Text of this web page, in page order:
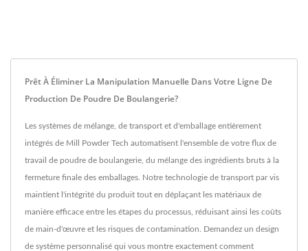
Prêt À Éliminer La Manipulation Manuelle Dans Votre Ligne De
Production De Poudre De Boulangerie?
Les systèmes de mélange, de transport et d'emballage entièrement
intégrés de Mill Powder Tech automatisent l'ensemble de votre flux de
travail de poudre de boulangerie, du mélange des ingrédients bruts à la
fermeture finale des emballages. Notre technologie de transport par vis
maintient l'intégrité du produit tout en déplaçant les matériaux de
manière efficace entre les étapes du processus, réduisant ainsi les coûts
de main-d'œuvre et les risques de contamination. Demandez un design
de système personnalisé qui vous montre exactement comment